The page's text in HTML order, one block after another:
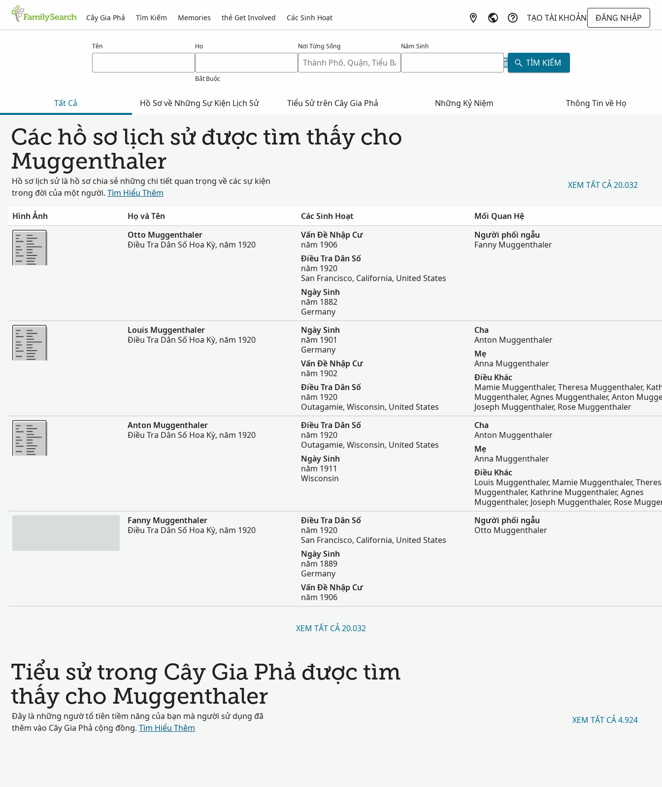
Cây Gia Phả Tìm Kiếm Memories thẻ Get Involved Các Sinh Hoạt TẠO TÀI KHOẢN
ĐĂNG NHẬP
Tên Họ
Bắt Buộc
Nơi Từng Sống Năm Sinh
TÌM KIẾM
Tất Cả Hồ Sơ về Những Sự Kiện Lịch Sử Tiểu Sử trên Cây Gia Phả Những Kỷ Niệm Thông Tin về Họ
Các hồ sơ lịch sử được tìm thấy cho
Muggenthaler
Hồ sơ lịch sử là hồ sơ chia sẻ những chi tiết quan trọng về các sự kiện
trong đời của một người. Tìm Hiểu Thêm
XEM TẤT CẢ 20.032
Hình Ảnh Họ và Tên Các Sinh Hoạt
Mối Quan Hệ
Nhiều Hơn
Otto Muggenthaler
Điều Tra Dân Số Hoa Kỳ, năm 1920
Vấn Đề Nhập Cư
năm 1906
Điều Tra Dân Số
năm 1920
San Francisco, California, United States
Ngày Sinh
năm 1882
Germany
Người phối ngẫu
Fanny Muggenthaler
Nhiều Hơn
Louis Muggenthaler
Điều Tra Dân Số Hoa Kỳ, năm 1920
Ngày Sinh
năm 1901
Germany
Vấn Đề Nhập Cư
năm 1902
Điều Tra Dân Số
năm 1920
Outagamie, Wisconsin, United States
Cha
Anton Muggenthaler
Mẹ
Anna Muggenthaler
Điều Khác
Mamie Muggenthaler, Theresa Muggenthaler,
Muggenthaler, Agnes Muggenthaler, Anton
Joseph Muggenthaler, Rose Muggenthaler
Nhiều Hơn
Anton Muggenthaler
Điều Tra Dân Số Hoa Kỳ, năm 1920
Điều Tra Dân Số
năm 1920
Outagamie, Wisconsin, United States
Ngày Sinh
năm 1911
Wisconsin
Cha
Anton Muggenthaler
Mẹ
Anna Muggenthaler
Điều Khác
Louis Muggenthaler, Mamie Muggenthaler,
Muggenthaler, Kathrine Muggenthaler, Agnes
Muggenthaler, Joseph Muggenthaler, Rose
Nhiều Hơn
Fanny Muggenthaler
Điều Tra Dân Số Hoa Kỳ, năm 1920
Điều Tra Dân Số
năm 1920
San Francisco, California, United States
Ngày Sinh
năm 1889
Germany
Vấn Đề Nhập Cư
năm 1906
Người phối ngẫu
Otto Muggenthaler
XEM TẤT CẢ 20.032
Tiểu sử trong Cây Gia Phả được tìm
thấy cho Muggenthaler
Đây là những ngườ tổ tiên tiềm năng của bạn mà người sử dụng đã
thêm vào Cây Gia Phả cộng đồng. Tìm Hiểu Thêm
XEM TẤT CẢ 4.924